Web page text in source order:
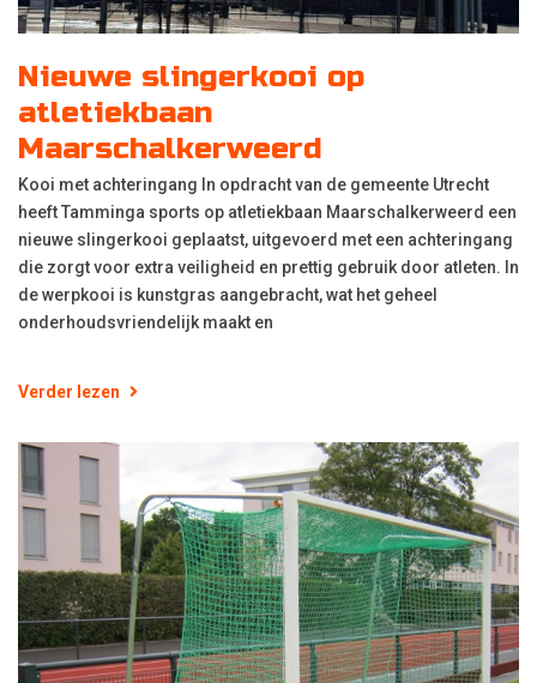
Nieuwe slingerkooi op
atletiekbaan
Maarschalkerweerd
Kooi met achteringang In opdracht van de gemeente Utrecht
heeft Tamminga sports op atletiekbaan Maarschalkerweerd een
nieuwe slingerkooi geplaatst, uitgevoerd met een achteringang
die zorgt voor extra veiligheid en prettig gebruik door atleten. In
de werpkooi is kunstgras aangebracht, wat het geheel
onderhoudsvriendelijk maakt en
Verder lezen